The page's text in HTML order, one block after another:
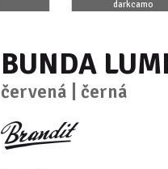
darkcamo
BUNDA
červená | černá